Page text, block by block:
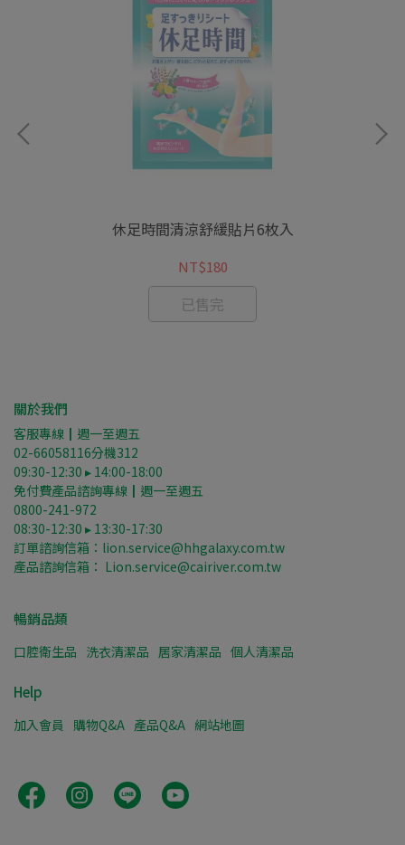
休足時間清涼舒緩貼片6枚入
NT$180
已售完
關於我們
客服專線┃週一至週五
02-66058116分機312
09:30-12:30 ▸ 14:00-18:00
免付費產品諮詢專線┃週一至週五
0800-241-972
08:30-12:30 ▸ 13:30-17:30
訂單諮詢信箱：lion.service@hhgalaxy.com.tw
產品諮詢信箱： Lion.service@cairiver.com.tw
暢銷品類
口腔衛生品 洗衣清潔品 居家清潔品 個人清潔品
Help
加入會員 購物Q&A 產品Q&A 網站地圖